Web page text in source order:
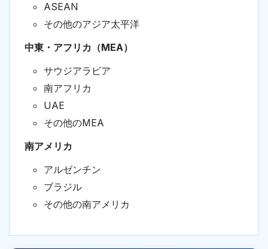
ASEAN
その他のアジア太平洋
中東・アフリカ（MEA）
サウジアラビア
南アフリカ
UAE
その他のMEA
南アメリカ
アルゼンチン
ブラジル
その他の南アメリカ